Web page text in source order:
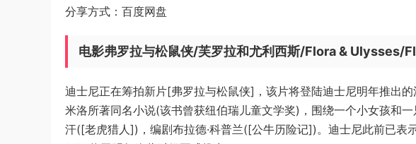
分享方式：百度网盘
电影弗罗拉与松鼠侠/芙罗拉和尤利西斯/Flora & Ulysses/
迪士尼正在筹拍新片[弗罗拉与松鼠侠]，该片将登陆迪士尼明年推出
米洛所著同名小说(该书曾获纽伯瑞儿童文学奖)，围绕一个小女孩和
汗([老虎猎人])，编剧布拉德·科普兰([公牛历险记])。迪士尼此前已表